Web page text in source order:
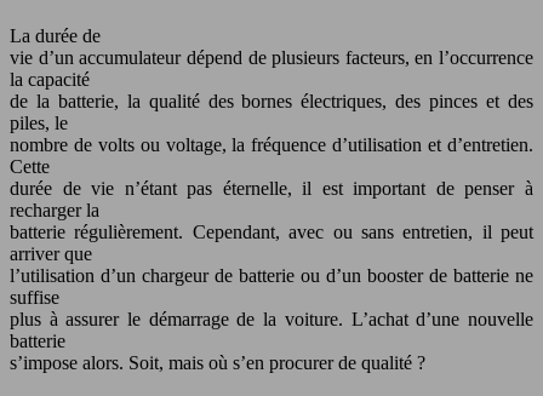
La durée de
vie d’un accumulateur dépend de plusieurs facteurs, en l’occurrence
la capacité
de la batterie, la qualité des bornes électriques, des pinces et des
piles, le
nombre de volts ou voltage, la fréquence d’utilisation et d’entretien.
Cette
durée de vie n’étant pas éternelle, il est important de penser à
recharger la
batterie régulièrement. Cependant, avec ou sans entretien, il peut
arriver que
l’utilisation d’un chargeur de batterie ou d’un booster de batterie ne
suffise
plus à assurer le démarrage de la voiture. L’achat d’une nouvelle
batterie
s’impose alors. Soit, mais où s’en procurer de qualité ?